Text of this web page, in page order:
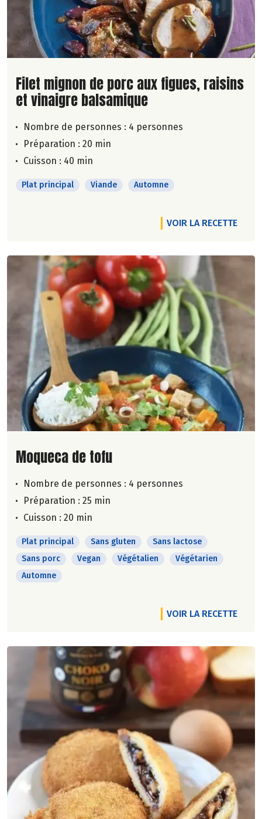
Lire la suite de la recette
Filet mignon de porc aux figues, raisins
et vinaigre balsamique
Nombre de personnes : 4 personnes
Préparation : 20 min
Cuisson : 40 min
Plat principal Viande Automne
VOIR LA RECETTE
Lire la suite de la recette
Moqueca de tofu
Nombre de personnes : 4 personnes
Préparation : 25 min
Cuisson : 20 min
Plat principal Sans gluten
Sans lactose
Sans porc
Vegan Végétalien
Végétarien
Automne
VOIR LA RECETTE